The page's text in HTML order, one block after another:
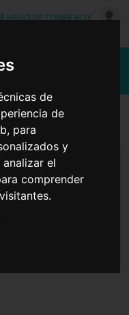
de
de
para
y
el
comprender
HAGO DE COMER HOY Entrar
fabes